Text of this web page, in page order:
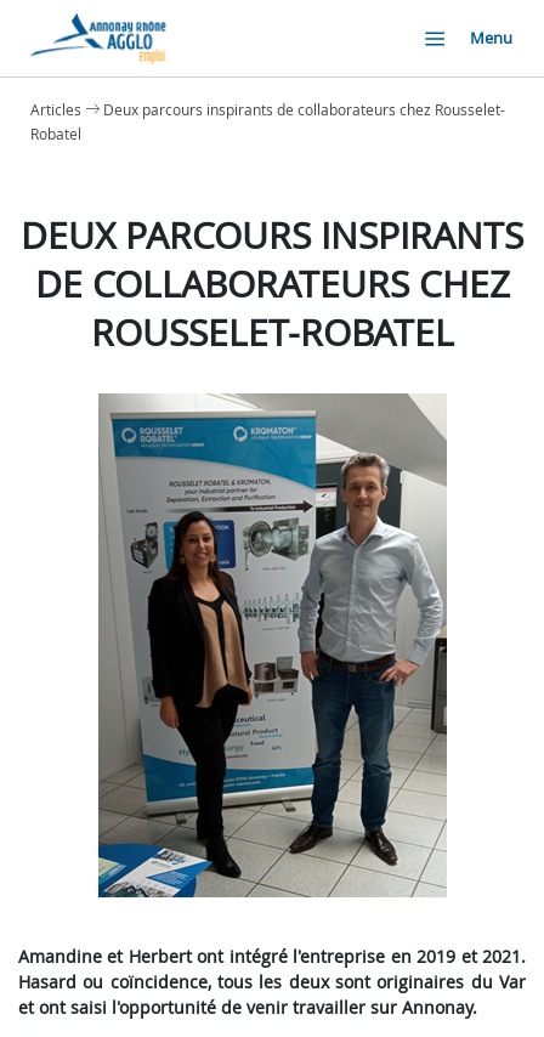
Menu
Articles
Deux parcours inspirants de collaborateurs chez Rousselet-
Robatel
DEUX PARCOURS INSPIRANTS
DE COLLABORATEURS CHEZ
ROUSSELET-ROBATEL
Amandine et Herbert ont intégré l'entreprise en 2019 et 2021.
Hasard ou coïncidence, tous les deux sont originaires du Var
et ont saisi l'opportunité de venir travailler sur Annonay.